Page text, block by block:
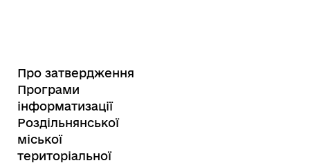
Про затвердження
Програми
інформатизації
Роздільнянської
міської
територіальної